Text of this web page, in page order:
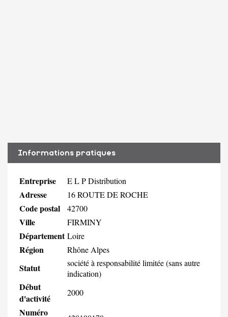
Informations pratiques
Entreprise E L P Distribution
Adresse 16 ROUTE DE ROCHE
Code postal 42700
Ville FIRMINY
Département Loire
Région Rhône Alpes
Statut
société à responsabilité limitée (sans autre
indication)
Début
d'activité
2000
Numéro